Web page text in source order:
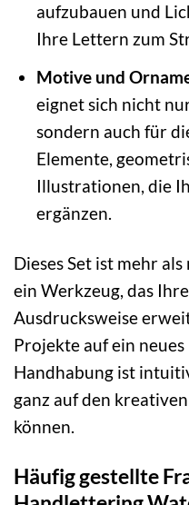
aufzubauen und
Ihre Lettern zum
Motive und
eignet sich nicht
sondern auch für
Elemente,
Illustrationen, die
ergänzen.
Dieses Set ist mehr
ein Werkzeug, das
Ausdrucksweise
Projekte auf ein
Handhabung ist
ganz auf den
können.
Häufig gestellte